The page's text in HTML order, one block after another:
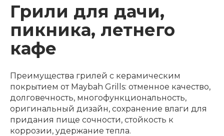
Грили для дачи,
пикника, летнего
кафе
Преимущества грилей с керамическим
покрытием от Maybah Grills: отменное качество,
долговечность, многофункциональность,
оригинальный дизайн, сохранение влаги для
придания пище сочности, стойкость к
коррозии, удержание тепла.